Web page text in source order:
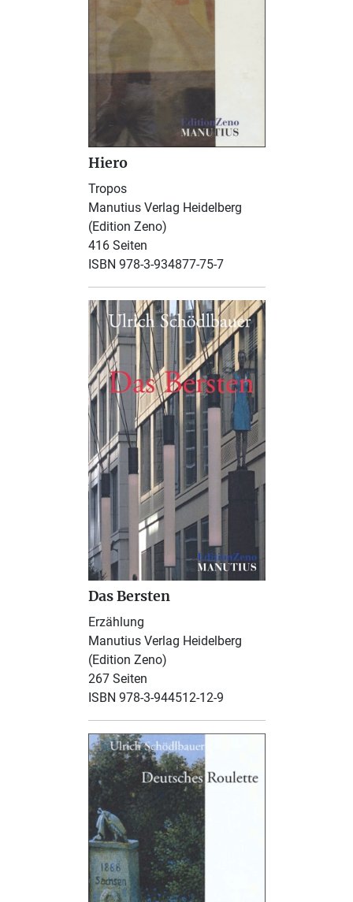
Hiero
Tropos
Manutius Verlag Heidelberg
(Edition Zeno)
416 Seiten
ISBN 978-3-934877-75-7
Das Bersten
Erzählung
Manutius Verlag Heidelberg
(Edition Zeno)
267 Seiten
ISBN 978-3-944512-12-9